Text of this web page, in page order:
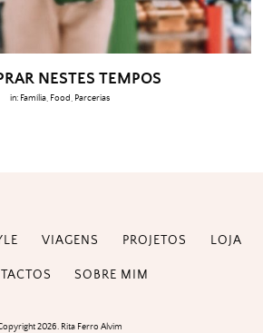
NESTES TEMPOS
in: Família Food Parcerias
VIAGENS PROJETOS LOJA
SOBRE MIM
2026. Rita Ferro Alvim